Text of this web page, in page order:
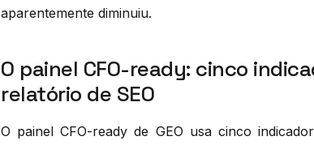
aparentemente diminuiu.
O painel CFO-ready: cinco
relatório de SEO
O painel CFO-ready de GEO usa cinco